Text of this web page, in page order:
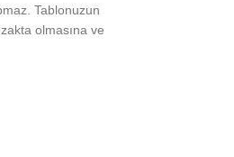
Tablonuzun
olmasına ve